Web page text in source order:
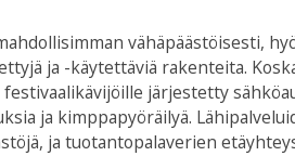
vähäpäästöisesti,
ja -käytettäviä rakenteita.
järjestetty
ja kimppapyöräilyä.
ja tuotantopalaverien